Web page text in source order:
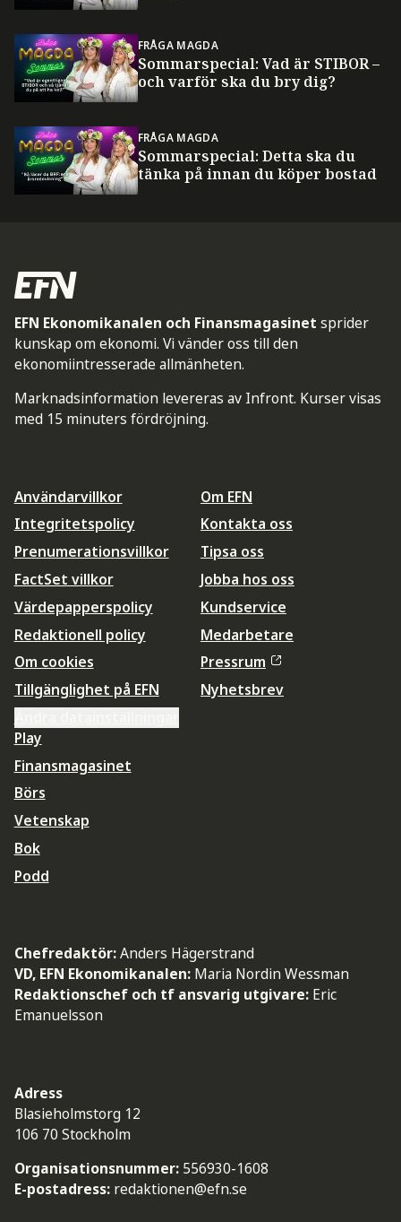
FRÅGA MAGDA
Sommarspecial: Vad är STIBOR –
och varför ska du bry dig?
FRÅGA MAGDA
Sommarspecial: Detta ska du
tänka på innan du köper bostad
EFN Ekonomikanalen och Finansmagasinet sprider
kunskap om ekonomi. Vi vänder oss till den
ekonomiintresserade allmänheten.
Marknadsinformation levereras av Infront. Kurser visas
med 15 minuters fördröjning.
Användarvillkor
Integritetspolicy
Prenumerationsvillkor
FactSet villkor
Värdepapperspolicy
Redaktionell policy
Om cookies
Tillgänglighet på EFN
Om EFN
Kontakta oss
Tipsa oss
Jobba hos oss
Kundservice
Medarbetare
Pressrum
Nyhetsbrev
Play
Finansmagasinet
Börs
Vetenskap
Bok
Podd
Chefredaktör:Anders Hägerstrand
VD, EFN Ekonomikanalen: Maria Nordin Wessman
Redaktionschef och tf ansvarig utgivare: Eric
Emanuelsson
Adress
Blasieholmstorg 12
106 70 Stockholm
Organisationsnummer: 556930-1608
E-postadress: redaktionen@efn.se